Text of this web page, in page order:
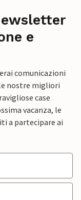
e
comunicazioni
nostre migliori
case
vacanza, le
a partecipare ai